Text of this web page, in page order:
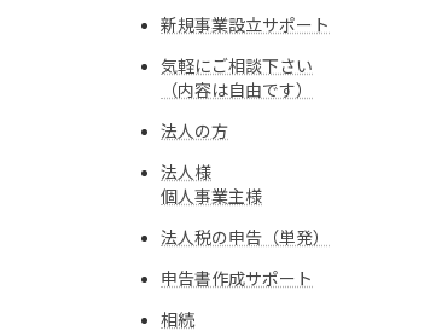
新規事業設立サポート
気軽にご相談下さい
（内容は自由です）
法人の方
法人様
個人事業主様
法人税の申告（単発）
申告書作成サポート
相続